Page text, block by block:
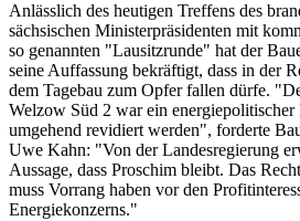
Anlässlich des heutigen Treffens des
sächsischen Ministerpräsidenten mit
so genannten "Lausitzrunde" hat der
seine Auffassung bekräftigt, dass in der
dem Tagebau zum Opfer fallen dürfe.
Welzow Süd 2 war ein energiepolitischer
umgehend revidiert werden", forderte
Uwe Kahn: "Von der Landesregierung
Aussage, dass Proschim bleibt. Das
muss Vorrang haben vor den
Energiekonzerns."